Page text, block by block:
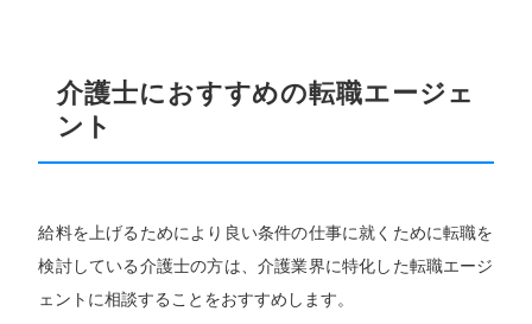
介護士におすすめの転職エージェ
ント
給料を上げるためにより良い条件の仕事に就くために転職を
検討している介護士の方は、介護業界に特化した転職エージ
ェントに相談することをおすすめします。